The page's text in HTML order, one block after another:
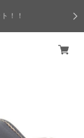
！！